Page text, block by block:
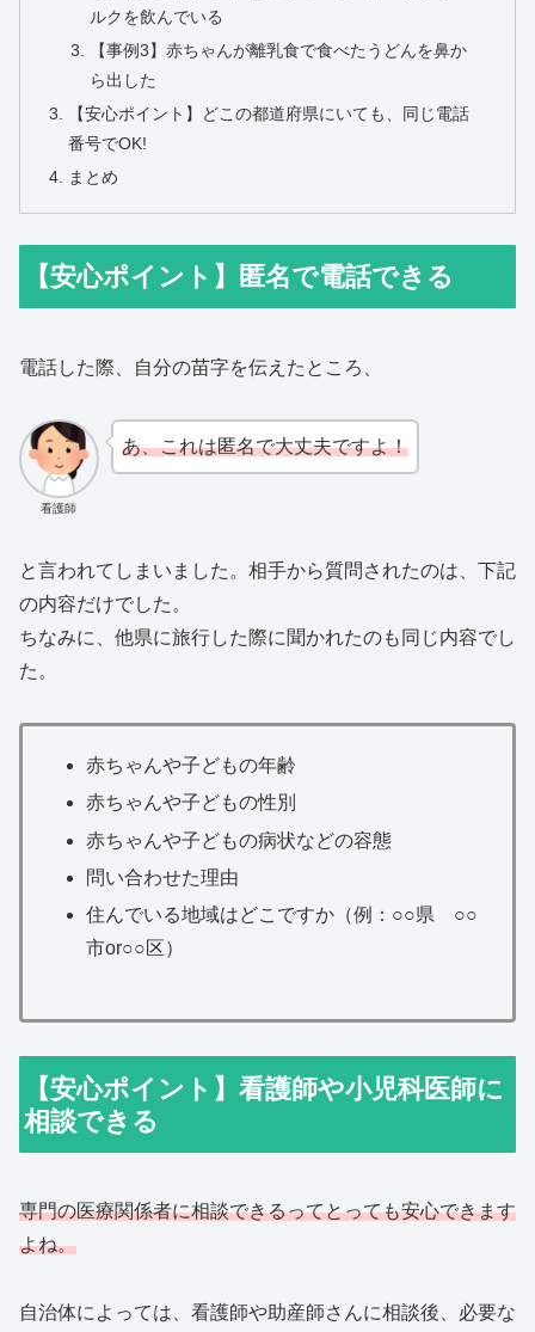
ルクを飲んでいる
【事例3】赤ちゃんが離乳食で食べたうどんを鼻か
ら出した
【安心ポイント】どこの都道府県にいても、同じ電話
番号でOK!
まとめ
【安心ポイント】匿名で電話できる
電話した際、自分の苗字を伝えたところ、
看護師
あ、これは匿名で大丈夫ですよ！
と言われてしまいました。相手から質問されたのは、下記
の内容だけでした。
ちなみに、他県に旅行した際に聞かれたのも同じ内容でし
た。
赤ちゃんや子どもの年齢
赤ちゃんや子どもの性別
赤ちゃんや子どもの病状などの容態
問い合わせた理由
住んでいる地域はどこですか（例：○○県 ○○
市or○○区）
【安心ポイント】看護師や小児科医師に
相談できる
専門の医療関係者に相談できるってとっても安心できます
よね。
自治体によっては、看護師や助産師さんに相談後、必要な